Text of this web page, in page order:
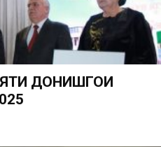
ДОНИШГОҲИ